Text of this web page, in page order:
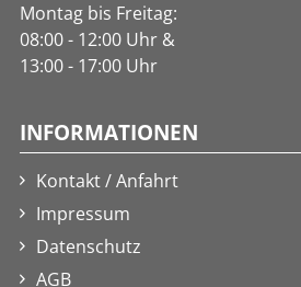
Montag bis Freitag:
08:00 - 12:00 Uhr &
13:00 - 17:00 Uhr
INFORMATIONEN
Kontakt / Anfahrt
Impressum
Datenschutz
AGB